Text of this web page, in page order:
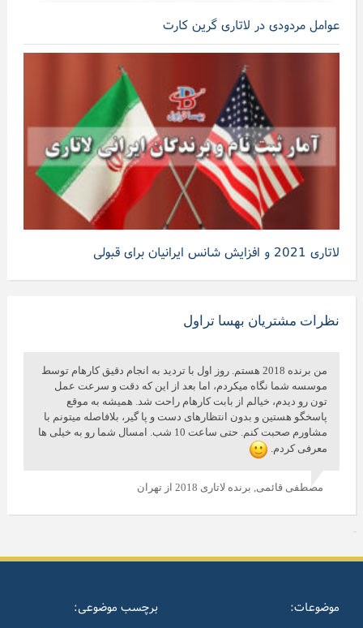
عوامل مردودی در لاتاری گرین کارت
لاتاری 2021 و افزایش شانس ایرانیان برای قبولی
نظرات مشتریان بهسا تراول
من برنده 2018 هستم. روز اول با تردید به انجام دقیق کارهام توسط
موسسه شما نگاه میکردم، اما بعد از این که دقت و سرعت عمل
تون رو دیدم، خیالم از بابت کارهام راحت شد. همیشه به موقع
پاسخگو هستین و بدون انتظارهای دست و پا گیر، بلافاصله میتونم با
مشاورم صحبت کنم. حتی ساعت 10 شب. امسال شما رو به خیلی ها
معرفی کردم.
مصطفی قائمی, برنده لاتاری 2018 از تهران
برچسب موضوعی: موضوعات: